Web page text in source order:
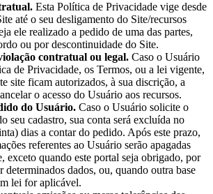
Esta Política de Privacidade vige desde
até o seu desligamento do Site/recursos
ele realizado a pedido de uma das partes,
ou por descontinuidade do Site.
contratual ou legal. Caso o Usuário
de Privacidade, os Termos, ou a lei vigente,
site ficam autorizados, à sua discrição, a
o acesso do Usuário aos recursos.
do Usuário. Caso o Usuário solicite o
seu cadastro, sua conta será excluída no
dias a contar do pedido. Após este prazo,
referentes ao Usuário serão apagadas
exceto quando este portal seja obrigado, por
determinados dados, ou, quando outra base
lei for aplicável.